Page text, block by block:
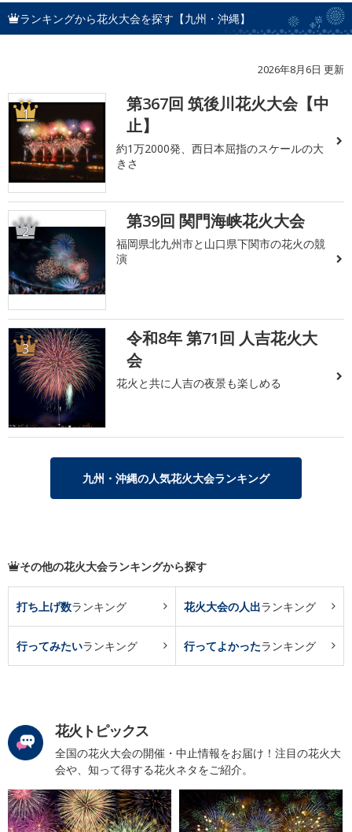
ランキングから花火大会を探す【九州・沖縄】
2026年8月6日 更新
1
第367回 筑後川花火大会【中
止】
約1万2000発、西日本屈指のスケールの大
きさ
2 第39回 関門海峡花火大会
福岡県北九州市と山口県下関市の花火の競
演
3
令和8年 第71回 人吉花火大
会
花火と共に人吉の夜景も楽しめる
九州・沖縄の人気花火大会ランキング
その他の花火大会ランキングから探す
打ち上げ数ランキング 花火大会の人出ランキング
行ってみたいランキング 行ってよかったランキング
花火トピックス
全国の花火大会の開催・中止情報をお届け！注目の花火大
会や、知って得する花火ネタをご紹介。